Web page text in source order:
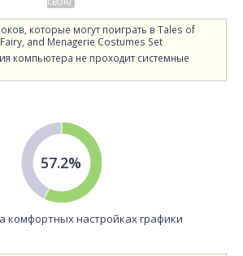
которые могут поиграть в Tales of
and Menagerie Costumes Set
компьютера не проходит системные
57.2%
комфортных настройках графики